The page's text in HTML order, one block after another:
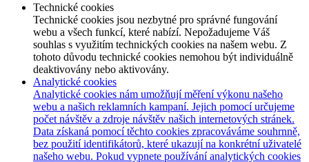
Technické cookies
Technické cookies jsou nezbytné pro správné fungování
webu a všech funkcí, které nabízí. Nepožadujeme Váš
souhlas s využitím technických cookies na našem webu. Z
tohoto důvodu technické cookies nemohou být individuálně
deaktivovány nebo aktivovány.
Analytické cookies
Analytické cookies nám umožňují měření výkonu našeho
webu a našich reklamních kampaní. Jejich pomocí určujeme
počet návštěv a zdroje návštěv našich internetových stránek.
Data získaná pomocí těchto cookies zpracováváme souhrnně,
bez použití identifikátorů, které ukazují na konkrétní uživatelé
našeho webu. Pokud vypnete používání analytických cookies